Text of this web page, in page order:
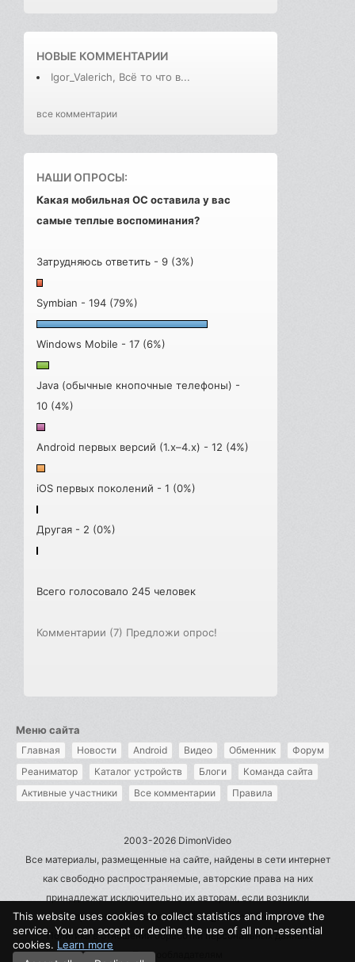
НОВЫЕ КОММЕНТАРИИ
Igor_Valerich, Всё то что в...
все комментарии
НАШИ ОПРОСЫ:
Какая мобильная ОС оставила у вас
самые теплые воспоминания?
Затрудняюсь ответить - 9 (3%)
Symbian - 194 (79%)
Windows Mobile - 17 (6%)
Java (обычные кнопочные телефоны) -
10 (4%)
Android первых версий (1.x–4.x) - 12 (4%)
iOS первых поколений - 1 (0%)
Другая - 2 (0%)
Всего голосовало 245 человек
Комментарии (7) Предложи опрос!
Меню сайта
Главная Новости Android Видео Обменник
Форум
Реаниматор
Каталог устройств Блоги
Команда сайта
Активные участники
Все комментарии Правила
2003-2026 DimonVideo
Все материалы, размещенные на сайте, найдены в сети интернет
как свободно распространяемые, авторские права на них
принадлежат исключительно их авторам, если возникли
претензии - пишите на admin@dimonvideo.ru
Политика в отношении обработки персональных данных
Правообладателям
This website uses cookies to collect statistics and improve the
service. You can accept or decline the use of all non-essential
cookies. Learn more